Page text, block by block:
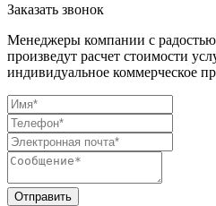
Заказать звонок
Менеджеры компании с
произведут расчет стоимости
индивидуальное коммерческое
Отправить